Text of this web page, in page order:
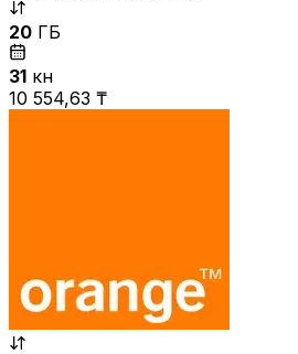
20 ГБ
31 күн
10 554,63 ₸